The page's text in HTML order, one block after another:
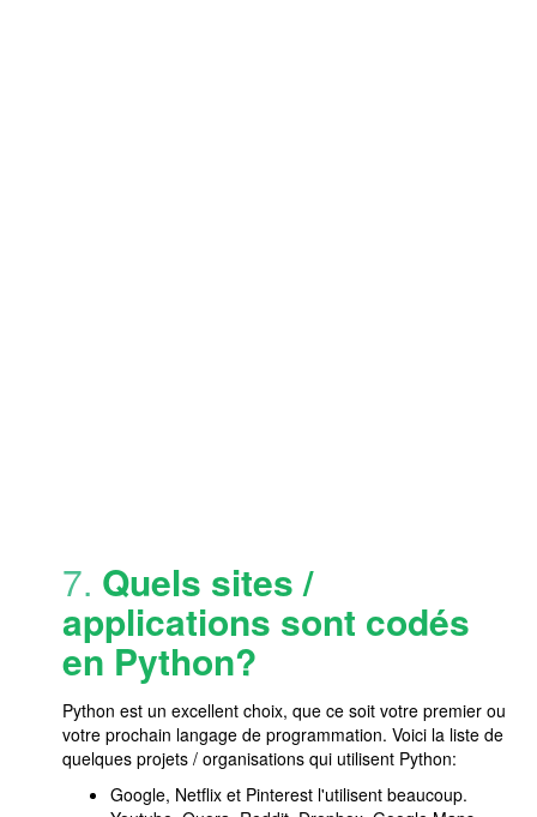
7. Quels sites /
applications sont codés
en Python?
Python est un excellent choix, que ce soit votre premier ou
votre prochain langage de programmation. Voici la liste de
quelques projets / organisations qui utilisent Python:
Google, Netflix et Pinterest l'utilisent beaucoup.